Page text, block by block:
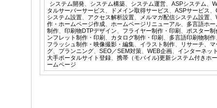
システム開発、 システム構築、 システム運営、 ASPシステム、
タルサーバーサービス、 ドメイン取得サービス、 ASPサービス、
システム設置、 アクセス解析設置、 メルマガ配信システム設置、
作・ホームページ作成、 ホームページリニューアル、 多言語ホ
制作、 印刷物DTPデザイン、 フライヤー制作・印刷 、 ポスター制
ンフレット制作・印刷 、 カタログ制作・印刷 、 多言語印刷物制作
フラッシュ制作・映像撮影・編集、 イラスト制作、
リサーチ、
グ、 プランニング、 SEO／SEM対策、 WEB企画、 インターネッ
大手ポータルサイト登録、 携帯（モバイル)更新システム付きホ
ームページ